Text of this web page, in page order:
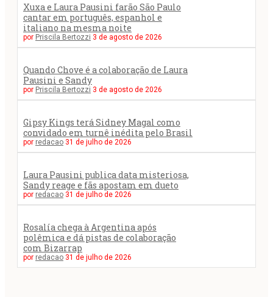
Xuxa e Laura Pausini farão São Paulo
cantar em português, espanhol e
italiano na mesma noite
por Priscila Bertozzi 3 de agosto de 2026
Quando Chove é a colaboração de Laura
Pausini e Sandy
por Priscila Bertozzi 3 de agosto de 2026
Gipsy Kings terá Sidney Magal como
convidado em turnê inédita pelo Brasil
por redacao 31 de julho de 2026
Laura Pausini publica data misteriosa,
Sandy reage e fãs apostam em dueto
por redacao 31 de julho de 2026
Rosalía chega à Argentina após
polêmica e dá pistas de colaboração
com Bizarrap
por redacao 31 de julho de 2026